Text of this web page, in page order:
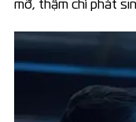
mỡ, thậm chí phát